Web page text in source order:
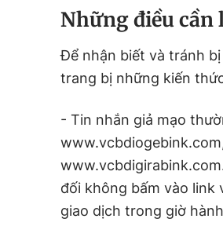
Những điều cần
Để nhận biết và tránh
trang bị những kiến
- Tin nhắn giả mạo
đối không bấm vào link
giao dịch trong giờ